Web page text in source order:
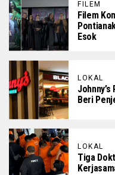
FILEM
Filem
Esok
LOKAL
Beri
LOKAL
Tiga